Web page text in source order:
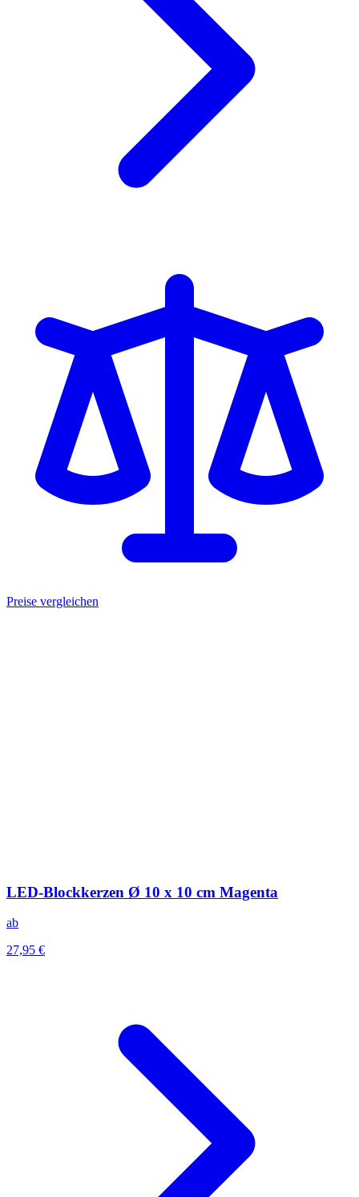
Preise vergleichen
LED-Blockkerzen Ø 10 x 10 cm Magenta
ab
27,95 €